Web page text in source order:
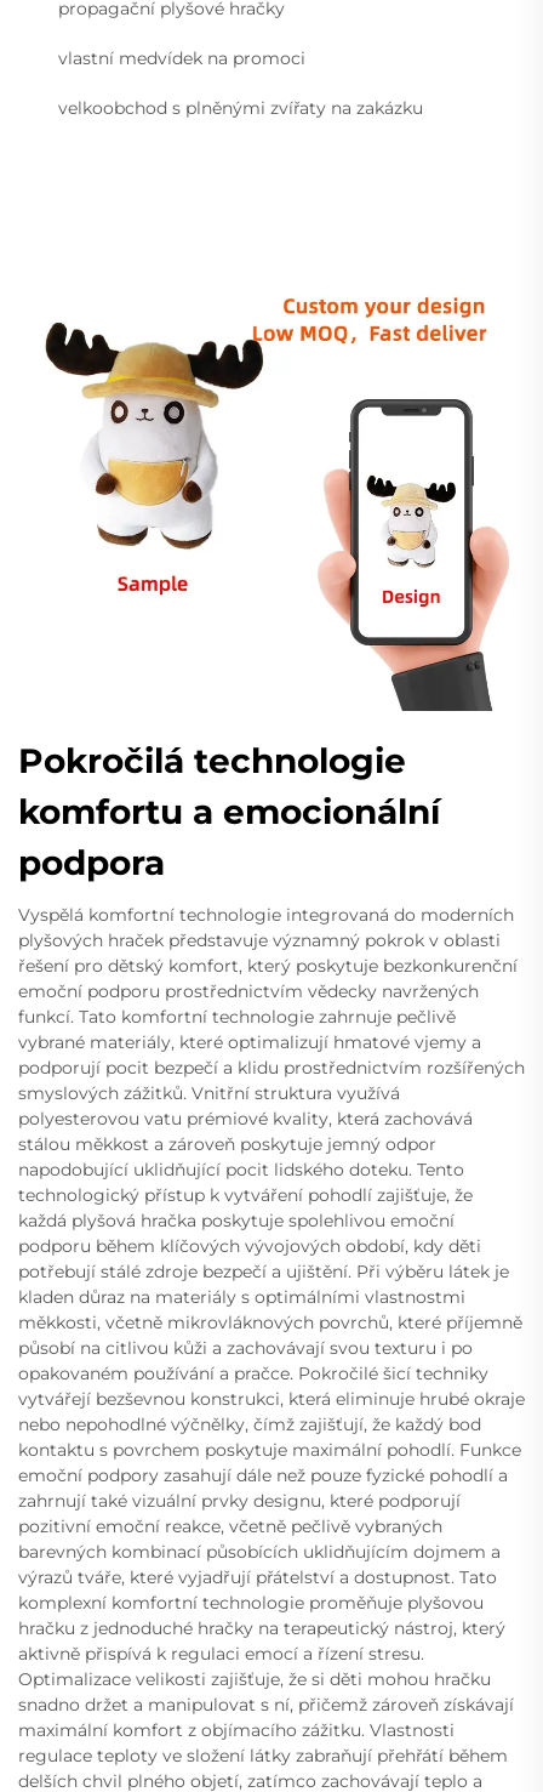
propagační plyšové hračky
vlastní medvídek na promoci
velkoobchod s plněnými zvířaty na zakázku
Pokročilá technologie
komfortu a emocionální
podpora
Vyspělá komfortní technologie integrovaná do moderních
plyšových hraček představuje významný pokrok v oblasti
řešení pro dětský komfort, který poskytuje bezkonkurenční
emoční podporu prostřednictvím vědecky navržených
funkcí. Tato komfortní technologie zahrnuje pečlivě
vybrané materiály, které optimalizují hmatové vjemy a
podporují pocit bezpečí a klidu prostřednictvím rozšířených
smyslových zážitků. Vnitřní struktura využívá
polyesterovou vatu prémiové kvality, která zachovává
stálou měkkost a zároveň poskytuje jemný odpor
napodobující uklidňující pocit lidského doteku. Tento
technologický přístup k vytváření pohodlí zajišťuje, že
každá plyšová hračka poskytuje spolehlivou emoční
podporu během klíčových vývojových období, kdy děti
potřebují stálé zdroje bezpečí a ujištění. Při výběru látek je
kladen důraz na materiály s optimálními vlastnostmi
měkkosti, včetně mikrovláknových povrchů, které příjemně
působí na citlivou kůži a zachovávají svou texturu i po
opakovaném používání a pračce. Pokročilé šicí techniky
vytvářejí bezševnou konstrukci, která eliminuje hrubé okraje
nebo nepohodlné výčnělky, čímž zajišťují, že každý bod
kontaktu s povrchem poskytuje maximální pohodlí. Funkce
emoční podpory zasahují dále než pouze fyzické pohodlí a
zahrnují také vizuální prvky designu, které podporují
pozitivní emoční reakce, včetně pečlivě vybraných
barevných kombinací působících uklidňujícím dojmem a
výrazů tváře, které vyjadřují přátelství a dostupnost. Tato
komplexní komfortní technologie proměňuje plyšovou
hračku z jednoduché hračky na terapeutický nástroj, který
aktivně přispívá k regulaci emocí a řízení stresu.
Optimalizace velikosti zajišťuje, že si děti mohou hračku
snadno držet a manipulovat s ní, přičemž zároveň získávají
maximální komfort z objímacího zážitku. Vlastnosti
regulace teploty ve složení látky zabraňují přehřátí během
delších chvil plného objetí, zatímco zachovávají teplo a